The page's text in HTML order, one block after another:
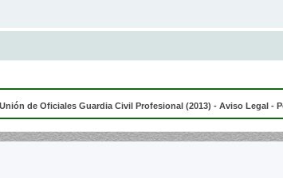
de Oficiales Guardia Civil Profesional (2013) - Aviso Legal -